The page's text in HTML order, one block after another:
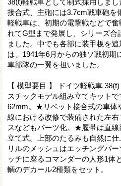
接合式、主砲には3.7cm戦車砲を
軽戦車は、初期の電撃戦などで
れてG型まで発展し、シリーズ合
ました。中でも各部に装甲板を
は、1941年6月からの独ソ戦初期
車部隊の一翼を担いました。
【 模型要目 】 ドイツ軽戦車
スチックモデル組み立てキット
62mm。★リベット接合式の車
線における改修で装備された左
スなどもパーツ化。★履帯は直
立て式。上部のたるみも自然に
リルのメッシュはエッチングパ
ッチに座るコマンダーの人形1体
輌のデカール2種類をセット。